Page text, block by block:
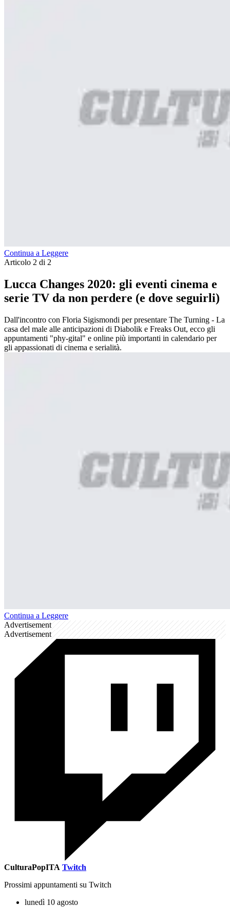
Continua a Leggere
Articolo 2 di 2
Lucca Changes 2020: gli eventi cinema e
serie TV da non perdere (e dove seguirli)
Dall'incontro con Floria Sigismondi per presentare The Turning - La
casa del male alle anticipazioni di Diabolik e Freaks Out, ecco gli
appuntamenti "phy-gital" e online più importanti in calendario per
gli appassionati di cinema e serialità.
Continua a Leggere
Advertisement
Advertisement
CulturaPopITA Twitch
Prossimi appuntamenti su Twitch
lunedì 10 agosto